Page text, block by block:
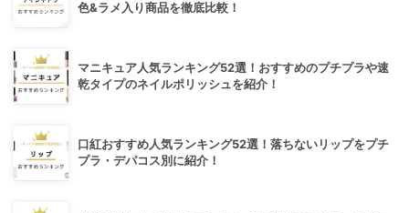
色&ラメ入り商品を徹底比較！
マニキュア人気ランキング52選！おすすめのプチプラや速
乾タイプのネイルポリッシュを紹介！
口紅おすすめ人気ランキング52選！落ちないリップをプチ
プラ・デパコス別に紹介！